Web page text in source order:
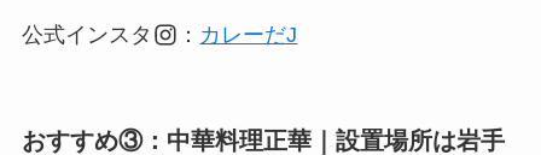
公式インスタ ： カレーだJ
おすすめ③：中華料理正華｜設置場所は岩手